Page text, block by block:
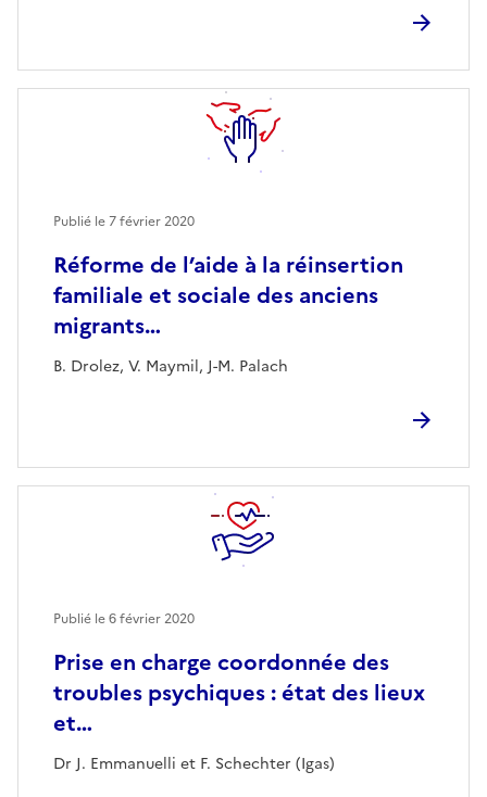
Réforme de l’aide à la réinsertion
familiale et sociale des anciens
migrants…
B. Drolez, V. Maymil, J-M. Palach
Publié le7 février 2020
Prise en charge coordonnée des
troubles psychiques : état des lieux
et…
Dr J. Emmanuelli et F. Schechter (Igas)
Publié le6 février 2020